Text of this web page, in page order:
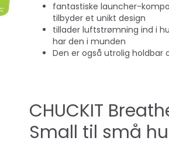
fantastiske launcher-
tilbyder et unikt design
tillader luftstrømning ind i
har den i munden
Den er også utrolig holdbar
CHUCKIT
Small til små